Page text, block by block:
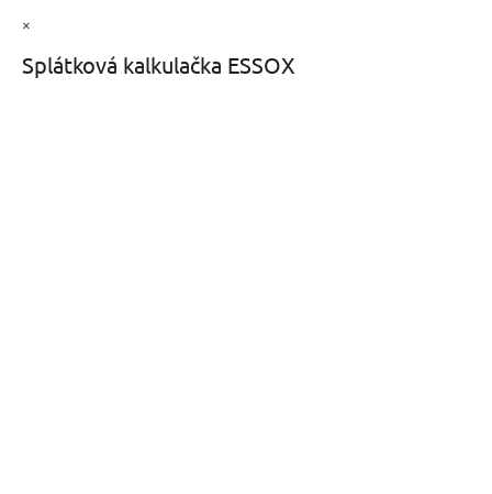
×
Splátková kalkulačka ESSOX